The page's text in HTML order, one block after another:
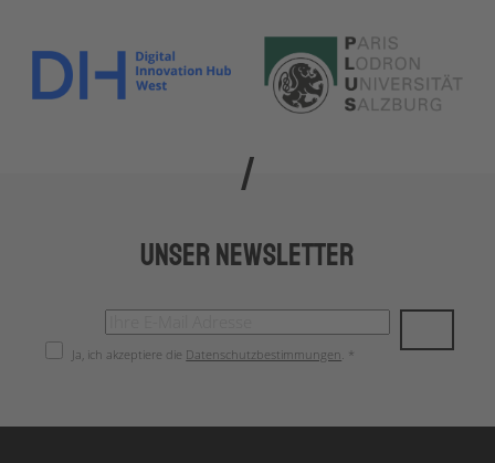
Unser Newsletter
Ja, ich akzeptiere die Datenschutzbestimmungen . *